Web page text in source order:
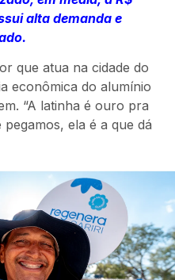
alta demanda e
que atua na cidade do
econômica do alumínio
“A latinha é ouro pra
ela é a que dá